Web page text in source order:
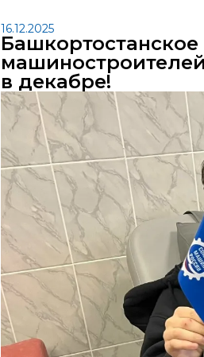
16.12.2025
в декабре!